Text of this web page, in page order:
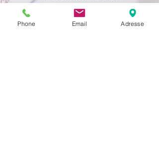
info(at)stb-mbock.de
Hier können Sie mich erreichen
Phone Email Adresse